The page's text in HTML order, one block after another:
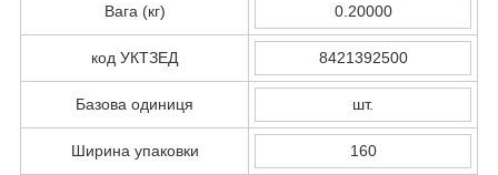
Вага (кг) 0.20000
код УКТЗЕД 8421392500
Базова одиниця шт.
Ширина упаковки 160